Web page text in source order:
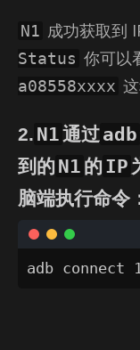
N1 成功获取到
Status 你可以
a08558xxxx
2. N1通过adb
到的 N1 的 IP
脑端执行命令
adb connect